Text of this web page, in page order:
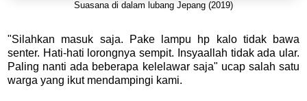
Suasana di dalam lubang Jepang (2019)
"Silahkan masuk saja. Pake lampu hp kalo tidak bawa
senter. Hati-hati lorongnya sempit. Insyaallah tidak ada ular.
Paling nanti ada beberapa kelelawar saja" ucap salah satu
warga yang ikut mendampingi kami.